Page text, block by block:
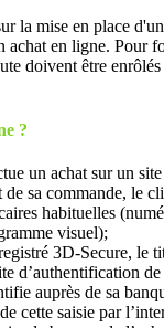
la mise en place
achat en ligne. Pour
doivent être
?
un achat sur un
sa commande, le
habituelles
visuel);
3D-Secure, le
d’authentification de
auprès de sa
cette saisie par